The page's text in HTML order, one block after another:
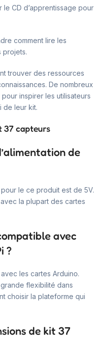
CD d’apprentissage pour
comment lire les
projets.
trouver des ressources
De nombreux
inspirer les utilisateurs
de leur kit.
37 capteurs
de
le ce produit est de 5V.
la plupart des cartes
avec
?
les cartes Arduino.
flexibilité dans
choisir la plateforme qui
de kit 37